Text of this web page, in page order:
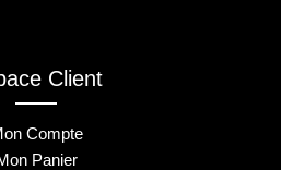
Client
Compte
Panier